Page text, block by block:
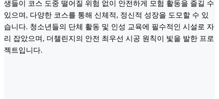
생들이 코스 도중 떨어질 위험 없이 안전하게 모험 활동을 즐길 수
있으며, 다양한 코스를 통해 신체적, 정신적 성장을 도모할 수 있
습니다. 청소년들의 단체 활동 및 인성 교육에 필수적인 시설로 자
리 잡았으며, 더챌린지의 안전 최우선 시공 원칙이 빛을 발한 프로
젝트입니다.